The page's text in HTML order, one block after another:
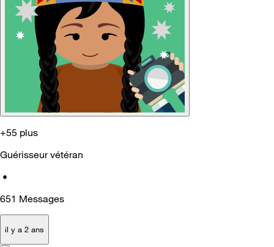
+55 plus
Guérisseur vétéran
•
651 Messages
il y a 2 ans